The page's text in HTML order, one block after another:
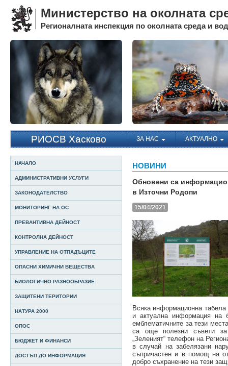
Министерство на околната
Регионалната инспекция по околната среда и
РИОСВ Хасково ЗА НАС АКТУАЛНО
НАЧАЛО
АДМИНИСТРАТИВНИ УСЛУГИ
ЗАКОНОДАТЕЛСТВО
МОНИТОРИНГ НА ОС
ПРЕВАНТИВНА ДЕЙНОСТ
КОНТРОЛНА ДЕЙНОСТ
УПРАВЛЕНИЕ НА ОТПАДЪЦИТЕ
ОПАСНИ ХИМИЧНИ ВЕЩЕСТВА
БИОЛОГИЧНО РАЗНООБРАЗИЕ
ЗАЩИТЕНИ ТЕРИТОРИИ
НАТУРА 2000
ОПОС
БЮДЖЕТ И ФИНАНСИ
ДОСТЪП ДО ИНФОРМАЦИЯ
НОВИНИ
Обновени са
в Източни Родопи
15/04/2021
Всяка информационна
и актуална информация на
емблематичните за тези
са още полезни съвети за
„Зеленият“ телефон на
в случай на забелязани
съпричастен и в помощ на
добро съхранение на тези